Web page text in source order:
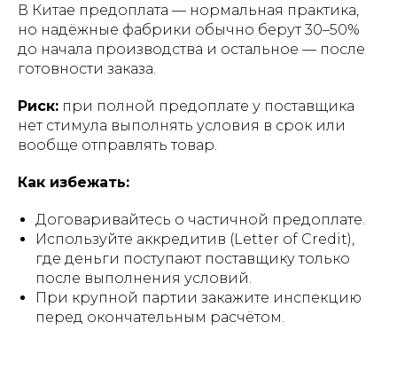
В Китае предоплата — нормальная практика,
но надёжные фабрики обычно берут 30–50%
до начала производства и остальное — после
готовности заказа.
Риск: при полной предоплате у поставщика
нет стимула выполнять условия в срок или
вообще отправлять товар.
Как избежать:
Договаривайтесь о частичной предоплате.
Используйте аккредитив (Letter of Credit),
где деньги поступают поставщику только
после выполнения условий.
При крупной партии закажите инспекцию
перед окончательным расчётом.